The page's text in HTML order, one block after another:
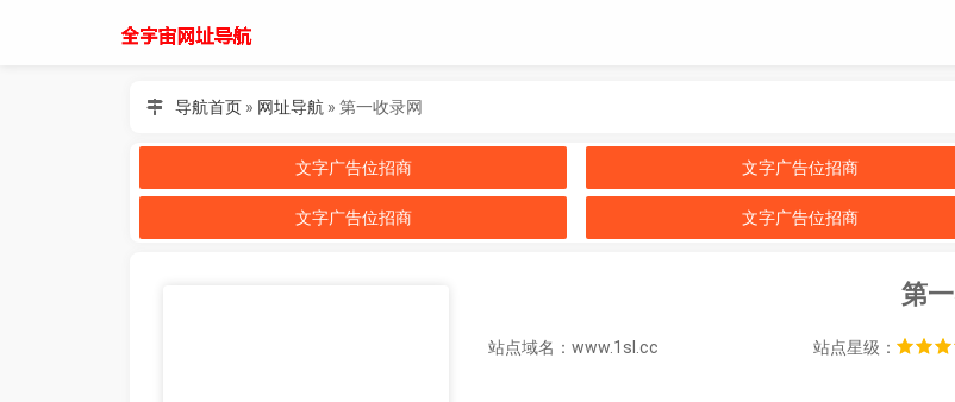
导航首页» 网址导航 » 第一收录网
文字广告位招商 文字广告位招商
文字广告位招商 文字广告位招商
第
站点域名：www.1sl.cc 站点星级：